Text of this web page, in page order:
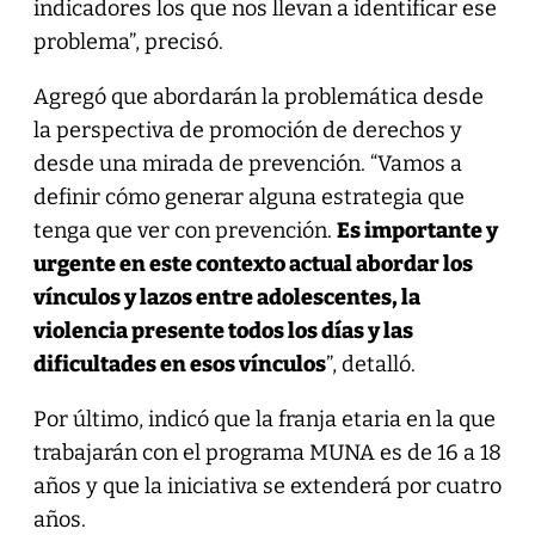
indicadores los que nos llevan a identificar ese
problema”, precisó.
Agregó que abordarán la problemática desde
la perspectiva de promoción de derechos y
desde una mirada de prevención. “Vamos a
definir cómo generar alguna estrategia que
tenga que ver con prevención. Es importante y
urgente en este contexto actual abordar los
vínculos y lazos entre adolescentes, la
violencia presente todos los días y las
dificultades en esos vínculos”, detalló.
Por último, indicó que la franja etaria en la que
trabajarán con el programa MUNA es de 16 a 18
años y que la iniciativa se extenderá por cuatro
años.